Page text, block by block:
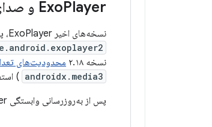
ExoPlayer و صدای فضایی
نسخه‌های اخیر ExoPlayer، پذیرش صدای فضایی را آسان‌تر می‌کنند. اگر از کتابخانه مستقل ExoPlayer (با نام بسته
نسخه ۲.۱۸
محدودیت‌های
androidx.media3
)
پس از به‌روزرسانی وابستگی ExoPlayer به آخرین نسخه، برنامه شما فقط باید محتوایی را که قابلیت مکان‌سازی دارد، اضافه کند.